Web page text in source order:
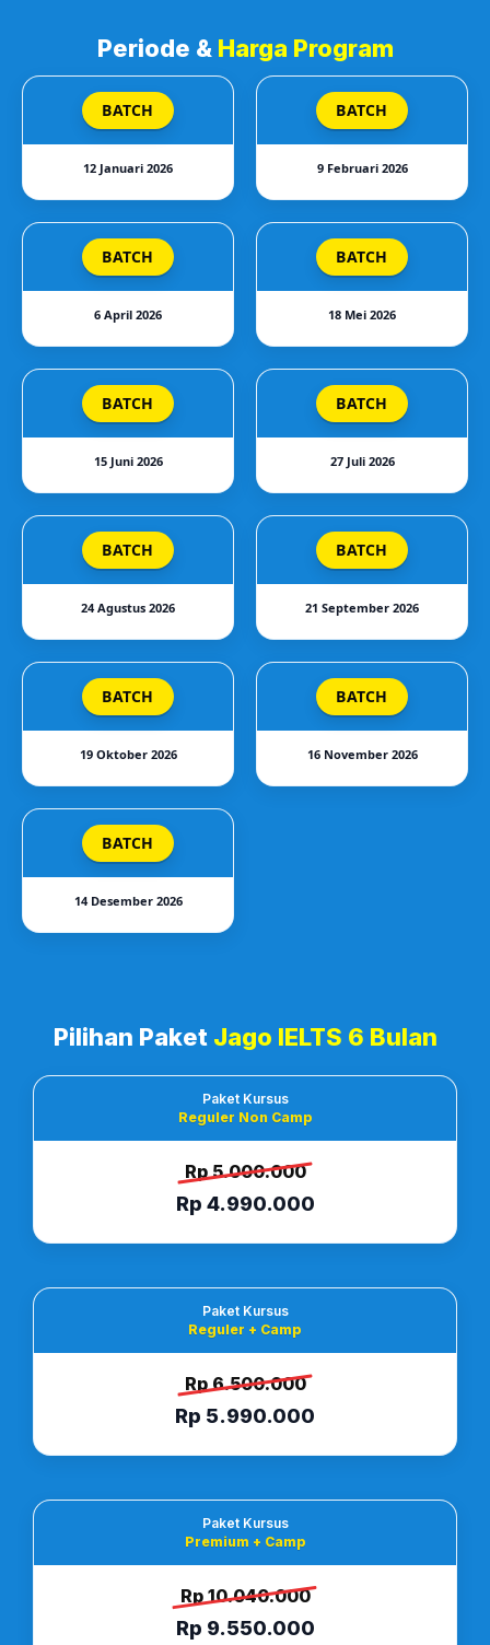
Periode & Harga Program
BATCH
12 Januari 2026
BATCH
9 Februari 2026
BATCH
6 April 2026
BATCH
18 Mei 2026
BATCH
15 Juni 2026
BATCH
27 Juli 2026
BATCH
24 Agustus 2026
BATCH
21 September 2026
BATCH
19 Oktober 2026
BATCH
16 November 2026
BATCH
14 Desember 2026
Pilihan Paket Jago IELTS 6 Bulan
Paket Kursus
Reguler Non Camp
Rp 5.000.000
Rp 4.990.000
Paket Kursus
Reguler + Camp
Rp 6.500.000
Rp 5.990.000
Paket Kursus
Premium + Camp
Rp 10.040.000
Rp 9.550.000